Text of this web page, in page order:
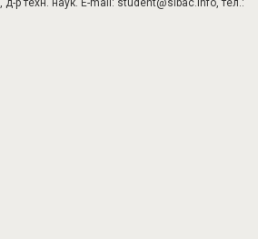
д-р техн. наук. E-mail: student@sibac.info, тел.: